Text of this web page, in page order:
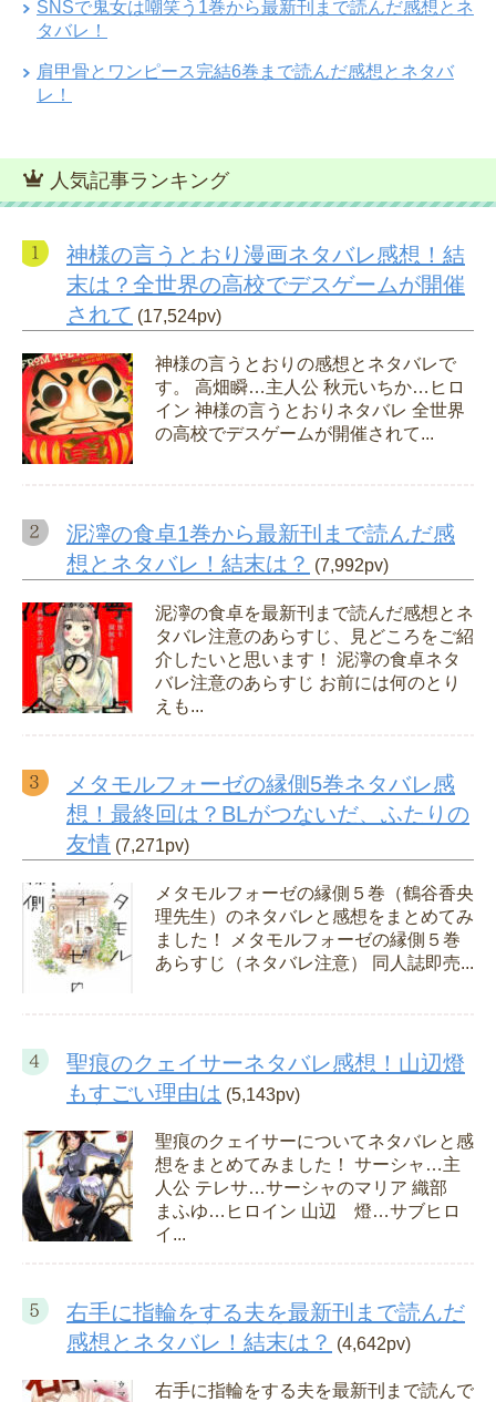
SNSで鬼女は嘲笑う1巻から最新刊まで読んだ感想とネ
タバレ！
肩甲骨とワンピース完結6巻まで読んだ感想とネタバ
レ！
人気記事ランキング
神様の言うとおり漫画ネタバレ感想！結
末は？全世界の高校でデスゲームが開催
されて (17,524pv)
神様の言うとおりの感想とネタバレで
す。 高畑瞬…主人公 秋元いちか…ヒロ
イン 神様の言うとおりネタバレ 全世界
の高校でデスゲームが開催されて...
泥濘の食卓1巻から最新刊まで読んだ感
想とネタバレ！結末は？ (7,992pv)
泥濘の食卓を最新刊まで読んだ感想とネ
タバレ注意のあらすじ、見どころをご紹
介したいと思います！ 泥濘の食卓ネタ
バレ注意のあらすじ お前には何のとり
えも...
メタモルフォーゼの縁側5巻ネタバレ感
想！最終回は？BLがつないだ、ふたりの
友情 (7,271pv)
メタモルフォーゼの縁側５巻（鶴谷香央
理先生）のネタバレと感想をまとめてみ
ました！ メタモルフォーゼの縁側５巻
あらすじ（ネタバレ注意） 同人誌即売...
聖痕のクェイサーネタバレ感想！山辺燈
もすごい理由は (5,143pv)
聖痕のクェイサーについてネタバレと感
想をまとめてみました！ サーシャ…主
人公 テレサ…サーシャのマリア 織部
まふゆ…ヒロイン 山辺 燈…サブヒロ
イ...
右手に指輪をする夫を最新刊まで読んだ
感想とネタバレ！結末は？ (4,642pv)
右手に指輪をする夫を最新刊まで読んで